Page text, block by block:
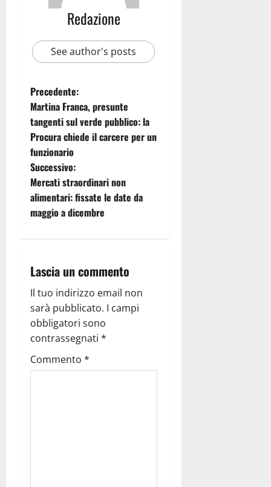
Redazione
See author's posts
Precedente:
Martina Franca, presunte
tangenti sul verde pubblico: la
Procura chiede il carcere per un
funzionario
Successivo:
Mercati straordinari non
alimentari: fissate le date da
maggio a dicembre
Lascia un commento
Il tuo indirizzo email non
sarà pubblicato. I campi
obbligatori sono
contrassegnati *
Commento *